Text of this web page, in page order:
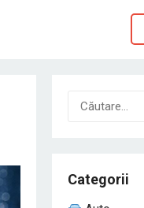
Caută
după:
Categorii